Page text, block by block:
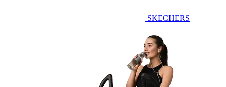
SKECHERS